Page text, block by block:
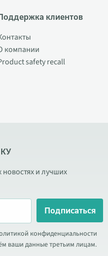
клиентов
компании
safety recall
и лучших
Подписаться
конфиденциальности
ваши данные третьим лицам.